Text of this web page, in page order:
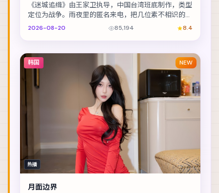
《迷城追缉》由王家卫执导，中国台湾班底制作，类型
定位为战争。雨夜里的匿名来电，把几位素不相识的人
推向同一条危途。主演包括汤唯、雷佳音、胡歌 等，...
2026-08-20 85,194 8.4
韩国 NEW
热播
月面边界